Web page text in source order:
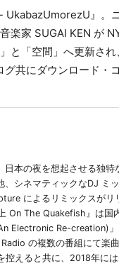
Wear,
UkabazUmorezU』。
楽家 SUGAI KEN が
と「空間」へ更新さ
共にダウンロード・
本の夜を想起させる独
、シネマティックなDJ
によるリミックスが
On The Quakefish』は
Electronic Re-creation)
の複数の番組にて楽
控えると共に、2018年に